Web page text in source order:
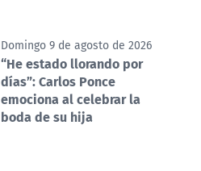
Domingo 9 de agosto de 2026
“He estado llorando por
días”: Carlos Ponce
emociona al celebrar la
boda de su hija